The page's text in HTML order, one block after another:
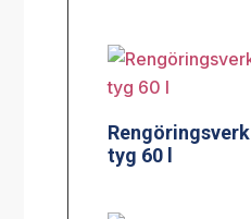
Rengöringsverk
tyg 60 l